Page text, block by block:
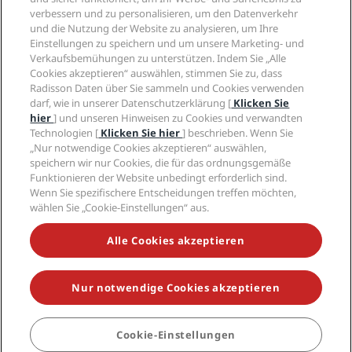
BUCHEN
Familienfreundliche Hotels
Gesundheit & Sicherheit
Karriere PPHE
Karrieren EHL
The Club by RHG
Entwicklungsmöglichkeiten
Responsible Business – Unser Engagement
Einkauf
Privacy Centre
Rechtliche Hinweise
Radisson Rewards Geschäftsbedingungen
Website-Nutzungsvereinbarung
Digitale Barrierefreiheit
Moderne Sklaverei – Erklärung
Hilfe
Verbrauchermeldungen
Kontakt
FAQ
Inhaltsübersicht
Soziale Medien
Marken von Radisson Hotels
VERPASSEN SIE NIEMALS UNSERE BELIEBTESTEN
ANGEBOTE
© 2026 Radisson Hotel Group.Alle Rechte vorbehalten. RHG Radisson
Hotel Group, Radisson, Radisson RED, Radisson Blu, Radisson Collection,
Radisson Individuals, Park Plaza, Park Inn, Country Inn & Suites, Prize by
Radisson, Radisson Rewards und Radisson Meetings sind Warenzeichen
der Radisson Hotel Group.
verbessern und zu personalisieren, um den Datenverkehr
und die Nutzung der Website zu analysieren, um Ihre
Einstellungen zu speichern und um unsere Marketing- und
Verkaufsbemühungen zu unterstützen. Indem Sie „Alle
Cookies akzeptieren“ auswählen, stimmen Sie zu, dass
Radisson Daten über Sie sammeln und Cookies verwenden
darf, wie in unserer Datenschutzerklärung [ Klicken Sie
hier] und unseren Hinweisen zu Cookies und verwandten
Technologien [ Klicken Sie hier] beschrieben. Wenn Sie
„Nur notwendige Cookies akzeptieren“ auswählen,
speichern wir nur Cookies, die für das ordnungsgemäße
Funktionieren der Website unbedingt erforderlich sind.
Wenn Sie spezifischere Entscheidungen treffen möchten,
wählen Sie „Cookie-Einstellungen“ aus.
Alle Cookies akzeptieren
Nur notwendige Cookies akzeptieren
Cookie-Einstellungen